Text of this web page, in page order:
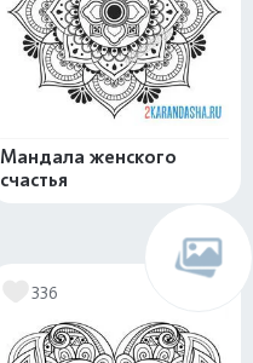
Мандала женского
счастья
336